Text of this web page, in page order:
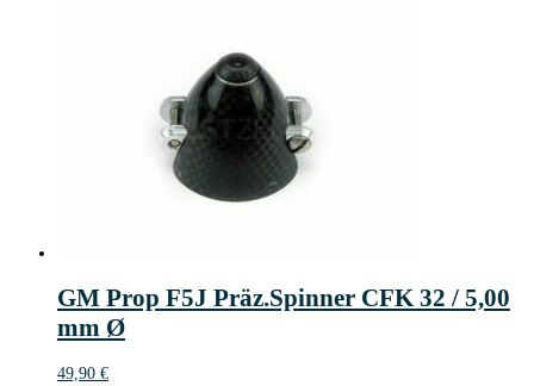
GM Prop F5J Präz.Spinner CFK 32 / 5,00
mm Ø
49,90 €